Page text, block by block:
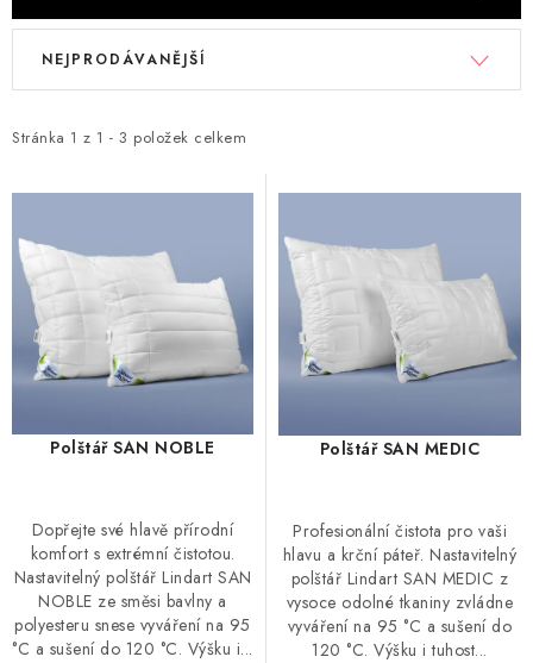
V
i
r
o
u
k
ů
Stránka 1 z 1 - 3 položek celkem
Ř
e
p
r
d
u
t
NEJPRODÁVANĚJŠÍ
Polštář SAN NOBLE
Dopřejte své hlavě přírodní
komfort s extrémní čistotou.
Nastavitelný polštář Lindart SAN
NOBLE ze směsi bavlny a
polyesteru snese vyváření na 95
°C a sušení do 120 °C. Výšku i...
Polštář SAN MEDIC
Profesionální čistota pro vaši
hlavu a krční páteř. Nastavitelný
polštář Lindart SAN MEDIC z
vysoce odolné tkaniny zvládne
vyváření na 95 °C a sušení do
120 °C. Výšku i tuhost...